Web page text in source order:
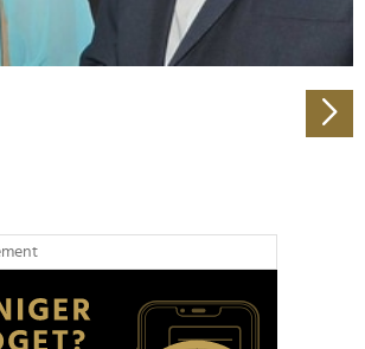
und Analysen weiter. Unsere
Informationen möglicherweise mit
im Rahmen Ihrer Nutzung der Dienste